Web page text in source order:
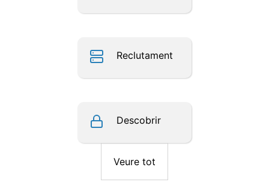
Reclutament
Descobrir
Veure tot